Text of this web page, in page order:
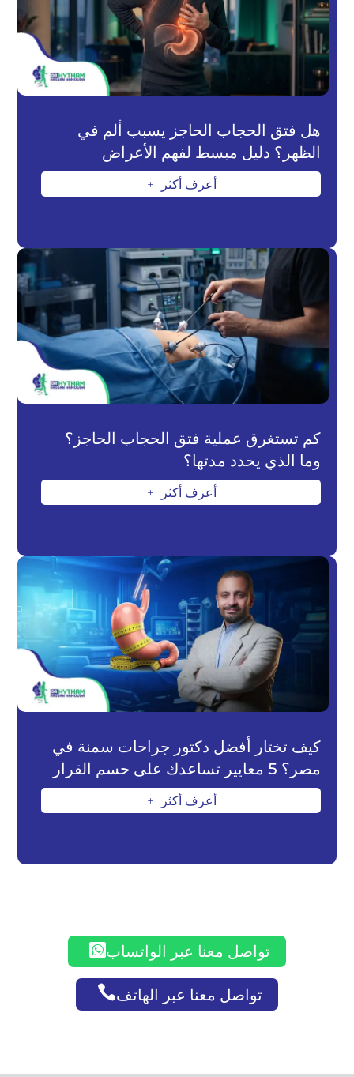
هل فتق الحجاب الحاجز يسبب ألم في
الظهر؟ دليل مبسط لفهم الأعراض
أعرف أكثر L
كم تستغرق عملية فتق الحجاب الحاجز؟
وما الذي يحدد مدتها؟
أعرف أكثر L
كيف تختار أفضل دكتور جراحات سمنة في
مصر؟ 5 معايير تساعدك على حسم القرار
أعرف أكثر L
تواصل معنا عبر الواتساب
تواصل معنا عبر الهاتف